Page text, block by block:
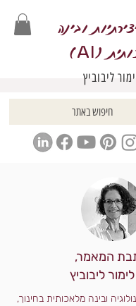
ובינה
(
AI
)
ליבוביץ
המאמר,
ליבוביץ
ובינה מלאכותית בחינוך,